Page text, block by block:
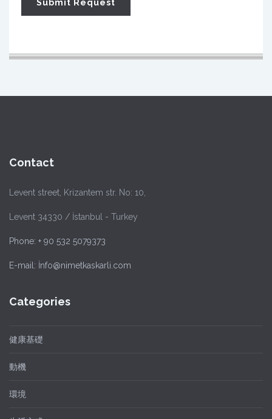
Contact
Levent street, Krizantem str. No: 10,
Levent 34330 / İstanbul - Turkey
Phone: + 90 532 5079373
E-mail: İnfo@nimetkaskarli.com
Categories
健康基礎
動機
環境